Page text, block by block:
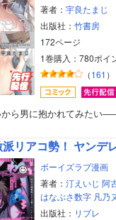
著者： 宇良たまじ
出版社： 竹書房
172ページ
1巻購入：780ポイ
（161 ）
から男に抱かれてみた
リアコ勢！ ヤンデ
ボーイズラブ漫画
著者： 汀えいじ 阿
はなぶさ数字 凡乃
出版社： リブレ